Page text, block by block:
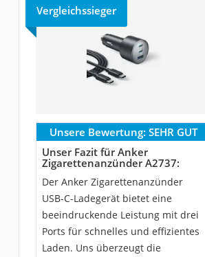
Vergleichssieger
Unsere Bewertung: SEHR GUT
Unser Fazit für Anker
Zigarettenanzünder A2737:
Der Anker Zigarettenanzünder
USB-C-Ladegerät bietet eine
beeindruckende Leistung mit drei
Ports für schnelles und effizientes
Laden. Uns überzeugt die